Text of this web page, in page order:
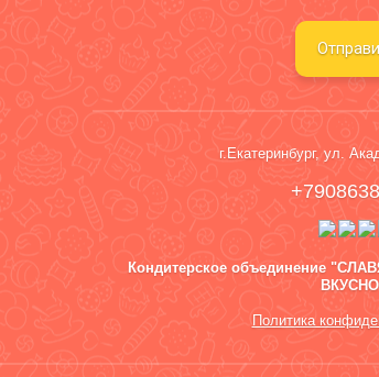
г.Екатеринбург, ул.
Кондитерское объединение
Политика